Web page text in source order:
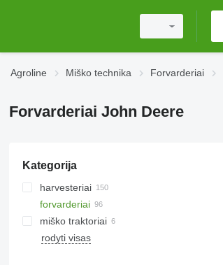
Agroline Miško technika Forvarderiai
Forvarderiai John Deere
Kategorija
harvesteriai
forvarderiai
miško traktoriai
rodyti visas